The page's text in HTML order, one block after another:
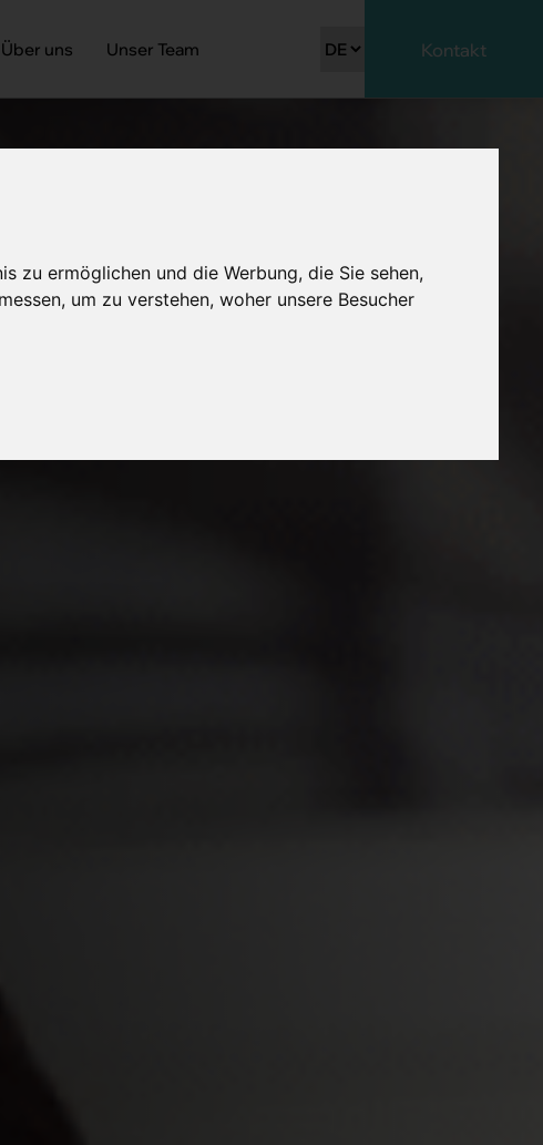
zu ermöglichen und die Werbung, die Sie sehen,
um zu verstehen, woher unsere Besucher
Über uns Unser Team Kontakt